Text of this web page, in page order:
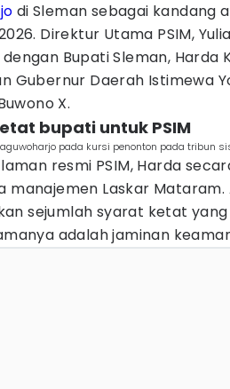
di Sleman sebagai kandang
Direktur Utama PSIM,
Bupati Sleman, Harda
Gubernur Daerah Istimewa
X.
bupati untuk PSIM
pada kursi penonton pada tribun
resmi PSIM, Harda
manajemen Laskar
sejumlah syarat ketat
adalah jaminan